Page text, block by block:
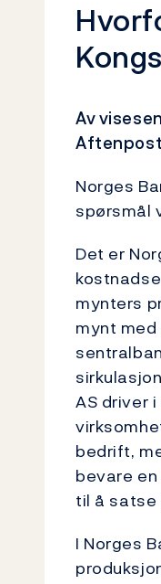
Av
Norges
spørsmål
Det er
mynters
mynt
AS driver
bedrift,
bevare
til å satse
I Norges